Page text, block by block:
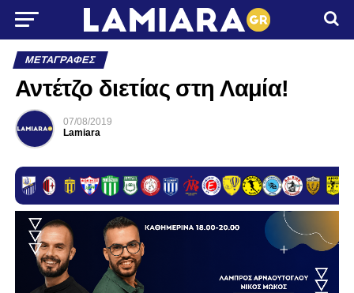
ΜΕΤΑΓΡΑΦΈΣ
Αντέτζο διετίας στη Λαμία!
07/08/2019
Lamiara